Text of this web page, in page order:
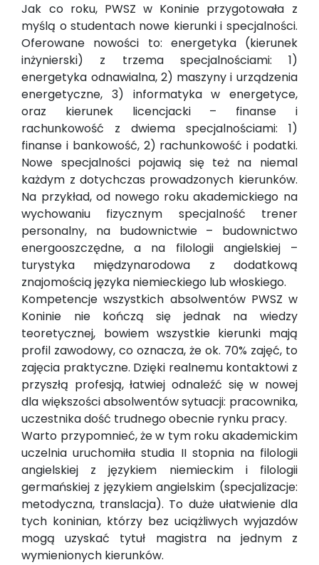
Jak co roku, PWSZ w Koninie przygotowała z
myślą o studentach nowe kierunki i specjalności.
Oferowane nowości to: energetyka (kierunek
inżynierski) z trzema specjalnościami: 1)
energetyka odnawialna, 2) maszyny i urządzenia
energetyczne, 3) informatyka w energetyce,
oraz kierunek licencjacki – finanse i
rachunkowość z dwiema specjalnościami: 1)
finanse i bankowość, 2) rachunkowość i podatki.
Nowe specjalności pojawią się też na niemal
każdym z dotychczas prowadzonych kierunków.
Na przykład, od nowego roku akademickiego na
wychowaniu fizycznym specjalność trener
personalny, na budownictwie – budownictwo
energooszczędne, a na filologii angielskiej –
turystyka międzynarodowa z dodatkową
znajomością języka niemieckiego lub włoskiego.
Kompetencje wszystkich absolwentów PWSZ w
Koninie nie kończą się jednak na wiedzy
teoretycznej, bowiem wszystkie kierunki mają
profil zawodowy, co oznacza, że ok. 70% zajęć, to
zajęcia praktyczne. Dzięki realnemu kontaktowi z
przyszłą profesją, łatwiej odnaleźć się w nowej
dla większości absolwentów sytuacji: pracownika,
uczestnika dość trudnego obecnie rynku pracy.
Warto przypomnieć, że w tym roku akademickim
uczelnia uruchomiła studia II stopnia na filologii
angielskiej z językiem niemieckim i filologii
germańskiej z językiem angielskim (specjalizacje:
metodyczna, translacja). To duże ułatwienie dla
tych koninian, którzy bez uciążliwych wyjazdów
mogą uzyskać tytuł magistra na jednym z
wymienionych kierunków.